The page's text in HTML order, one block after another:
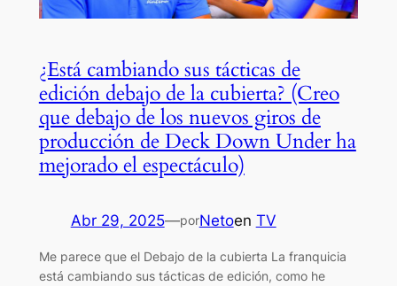
¿Está cambiando sus tácticas de
edición debajo de la cubierta? (Creo
que debajo de los nuevos giros de
producción de Deck Down Under ha
mejorado el espectáculo)
Abr 29, 2025—porNetoen TV
Me parece que el Debajo de la cubierta La franquicia
está cambiando sus tácticas de edición, como he